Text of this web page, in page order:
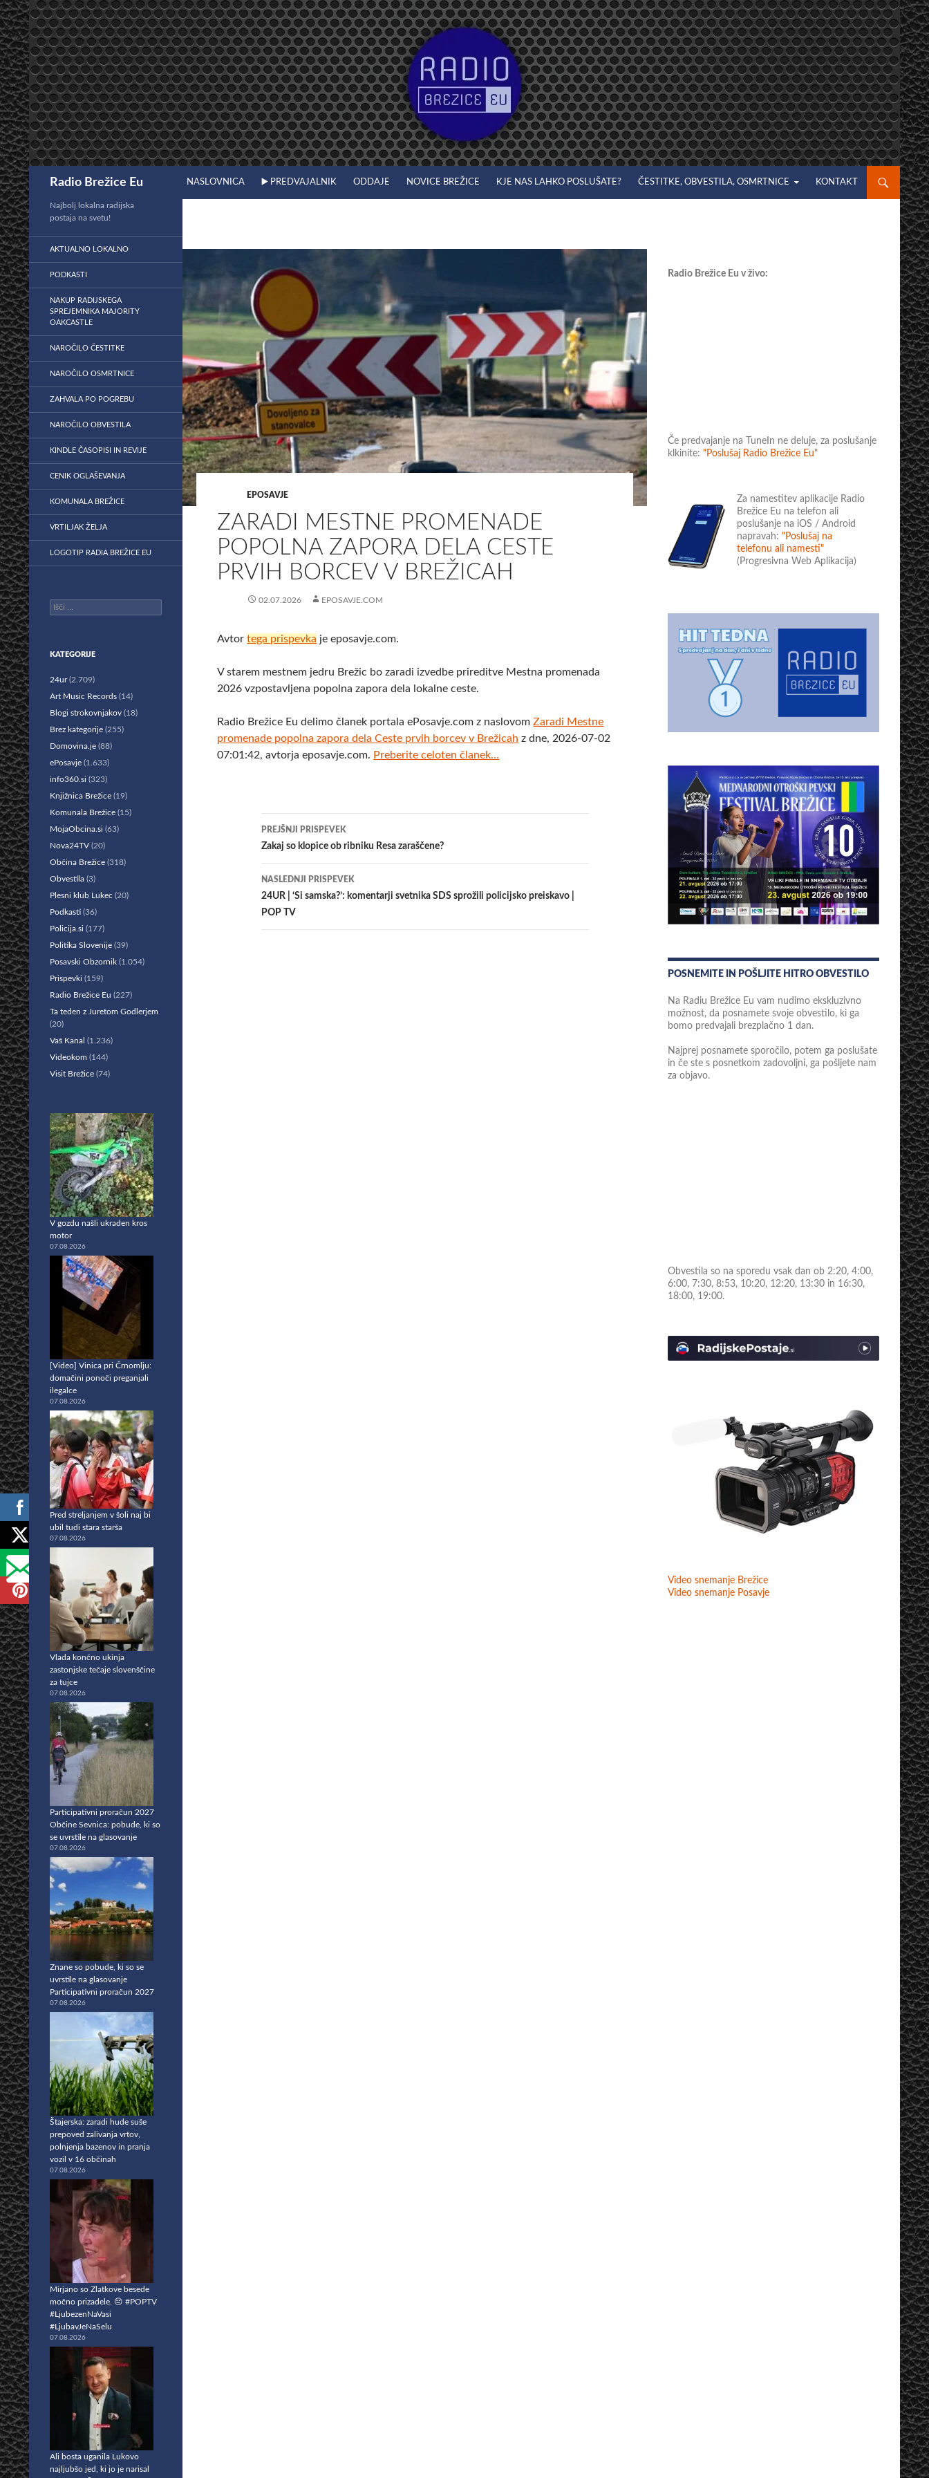
Preskoči
na
vsebino
Radio Brežice Eu NASLOVNICA ▶️ PREDVAJALNIK ODDAJE NOVICE BREŽICE KJE NAS LAHKO POSLUŠATE? ČESTITKE, OBVESTILA, OSMRTNICE KONTAKT
EPOSAVJE
ZARADI MESTNE PROMENADE
POPOLNA ZAPORA DELA CESTE
PRVIH BORCEV V BREŽICAH
02.07.2026 EPOSAVJE.COM
Avtortega prispevka je eposavje.com.
V starem mestnem jedru Brežic bo zaradi izvedbe prireditve Mestna promenada
2026 vzpostavljena popolna zapora dela lokalne ceste.
Radio Brežice Eu delimo članek portala ePosavje.com z naslovomZaradi Mestne
promenade popolna zapora dela Ceste prvih borcev v Brežicah z dne, 2026-07-02
07:01:42, avtorja eposavje.com. Preberite celoten članek...
Krmarjenje
po
prispevkih
PREJŠNJI PRISPEVEK
​Zakaj so klopice ob ribniku Resa zaraščene?
NASLEDNJI PRISPEVEK
24UR | ‘Si samska?’: komentarji svetnika SDS sprožili policijsko preiskavo |
POP TV
Radio Brežice Eu v živo:
Če predvajanje na TuneIn ne deluje, za poslušanje
klkinite: "Poslušaj Radio Brežice Eu"
Za namestitev aplikacije Radio
Brežice Eu na telefon ali
poslušanje na iOS / Android
napravah: "Poslušaj na
telefonu ali namesti"
(Progresivna Web Aplikacija)
POSNEMITE IN POŠLJITE HITRO OBVESTILO
Na Radiu Brežice Eu vam nudimo ekskluzivno
možnost, da posnamete svoje obvestilo, ki ga
bomo predvajali brezplačno 1 dan.
Najprej posnamete sporočilo, potem ga poslušate
in če ste s posnetkom zadovoljni, ga pošljete nam
za objavo.
Obvestila so na sporedu vsak dan ob 2:20, 4:00,
6:00, 7:30, 8:53, 10:20, 12:20, 13:30 in 16:30,
18:00, 19:00.
Video snemanje Brežice
Video snemanje Posavje
Najbolj lokalna radijska
postaja na svetu!
AKTUALNO LOKALNO
PODKASTI
NAKUP RADIJSKEGA
SPREJEMNIKA MAJORITY
OAKCASTLE
NAROČILO ČESTITKE
NAROČILO OSMRTNICE
ZAHVALA PO POGREBU
NAROČILO OBVESTILA
KINDLE ČASOPISI IN REVIJE
CENIK OGLAŠEVANJA
KOMUNALA BREŽICE
VRTILJAK ŽELJA
LOGOTIP RADIA BREŽICE EU
Išči:
KATEGORIJE
24ur(2.709)
Art Music Records (14)
Blogi strokovnjakov (18)
Brez kategorije (255)
Domovina.je (88)
ePosavje (1.633)
info360.si (323)
Knjižnica Brežice (19)
Komunala Brežice (15)
MojaObcina.si (63)
Nova24TV (20)
Občina Brežice (318)
Obvestila (3)
Plesni klub Lukec (20)
Podkasti (36)
Policija.si (177)
Politika Slovenije (39)
Posavski Obzornik (1.054)
Prispevki (159)
Radio Brežice Eu (227)
Ta teden z Juretom Godlerjem
(20)
Vaš Kanal (1.236)
Videokom (144)
Visit Brežice (74)
V gozdu našli ukraden kros
motor
07.08.2026
[Video] Vinica pri Črnomlju:
domačini ponoči preganjali
ilegalce
07.08.2026
Pred streljanjem v šoli naj bi
ubil tudi stara starša
07.08.2026
Vlada končno ukinja
zastonjske tečaje slovenščine
za tujce
07.08.2026
Participativni proračun 2027
Občine Sevnica: pobude, ki so
se uvrstile na glasovanje
07.08.2026
Znane so pobude, ki so se
uvrstile na glasovanje
Participativni proračun 2027
07.08.2026
Štajerska: zaradi hude suše
prepoved zalivanja vrtov,
polnjenja bazenov in pranja
vozil v 16 občinah
07.08.2026
Mirjano so Zlatkove besede
močno prizadele. 😔 #POPTV
#LjubezenNaVasi
#LjubavJeNaSelu
07.08.2026
Ali bosta uganila Lukovo
najljubšo jed, ki jo je narisal